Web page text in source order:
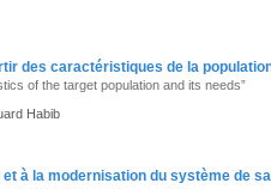
des caractéristiques de la
of the target population and its needs”
Habib
à la modernisation du système de